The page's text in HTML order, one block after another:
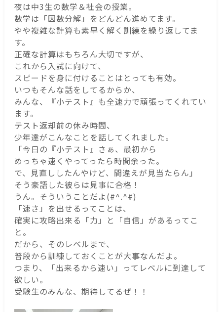
夜は中3生の数学＆社会の授業。
数学は「因数分解」をどんどん進めてます。
やや複雑な計算も素早く解く訓練を繰り返してま
す。
正確な計算はもちろん大切ですが、
これから入試に向けて、
スピードを身に付けることはとっても有効。
いつもそんな話をしてるからか、
みんな、『小テスト』も全速力で頑張ってくれてい
ます。
テスト返却前の休み時間、
少年達がこんなことを話してくれました。
「今日の『小テスト』さぁ、最初から
めっちゃ速くやってったら時間余った。
で、見直ししたんやけど、間違えが見当たらん」
そう豪語した彼らは見事に合格！
うん。そういうことだよ(#^.^#)
「速さ」を出せるってことは、
確実に攻略出来る「力」と「自信」があるってこ
と。
だから、そのレベルまで、
普段から訓練しておくことが大事なんだよ。
つまり、「出来るから速い」ってレベルに到達して
欲しい。
受験生のみんな、期待してるぜ！！